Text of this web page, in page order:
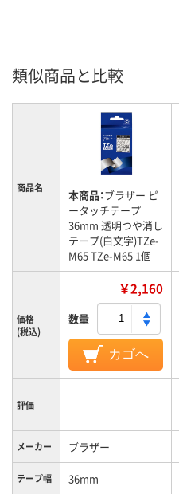
類似商品と比較
商品名 本商品：ブラザー ピ
ータッチテープ
36mm 透明つや消し
テープ(白文字)TZe-
M65 TZe-M65 1個
価格
(税込)
￥2,160
数量
カゴへ
評価
メーカー ブラザー
テープ幅 36mm